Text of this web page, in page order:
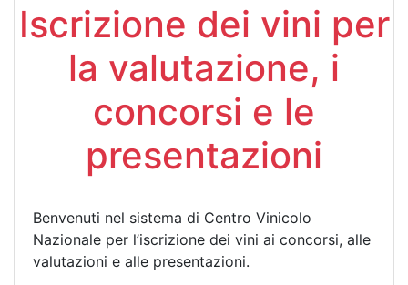
Iscrizione dei vini per
la valutazione, i
concorsi e le
presentazioni
Benvenuti nel sistema di Centro Vinicolo
Nazionale per l’iscrizione dei vini ai concorsi, alle
valutazioni e alle presentazioni.